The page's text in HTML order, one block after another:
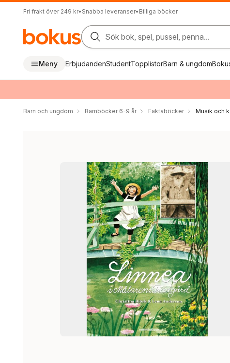
Fri frakt över 249 kr• Snabba leveranser• Billiga böcker
Sök bok, spel, pussel, penna...
Meny ErbjudandenStudentTopplistorBarn & ungdom
Barn och ungdom Barnböcker 6-9 år Faktaböcker Musik och